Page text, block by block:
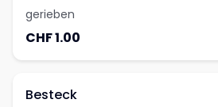
gerieben
CHF 1.00
Besteck